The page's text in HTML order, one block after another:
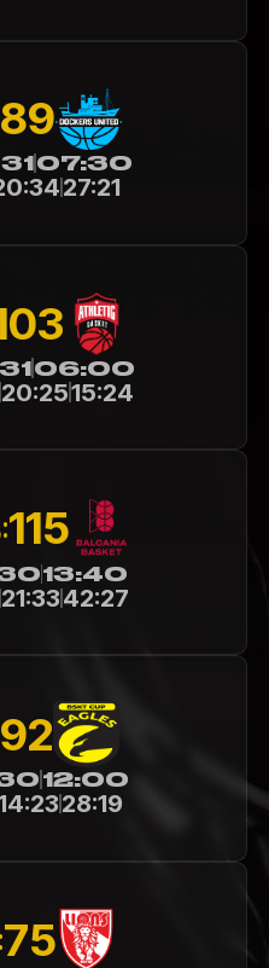
89
07:30
27:21
06:00
20:2515:24
:115
13:40
21:3342:27
92
12:00
28:19
:75